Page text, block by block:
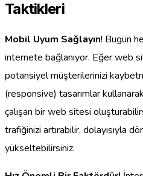
Taktikleri
Mobil Uyum Sağlayın! Bugün
internete bağlanıyor. Eğer web
potansiyel müşterilerinizi
(responsive) tasarımlar
çalışan bir web sitesi
trafiğinizi artırabilir, dolayısıyla
yükseltebilirsiniz.